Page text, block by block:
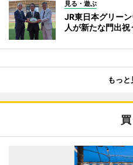
見る・遊ぶ
JR東日本グリー
人が新たな門出祝
もっと
買